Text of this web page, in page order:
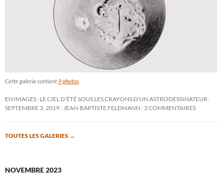
Cette galerie contient 9 photos
EN IMAGES : LE CIEL D’ÉTÉ SOUS LES CRAYONS D’UN ASTRODESSINATEUR
SEPTEMBRE 3, 2019
JEAN-BAPTISTE FELDMANN 2 COMMENTAIRES
TOUTES LES GALERIES →
NOVEMBRE 2023